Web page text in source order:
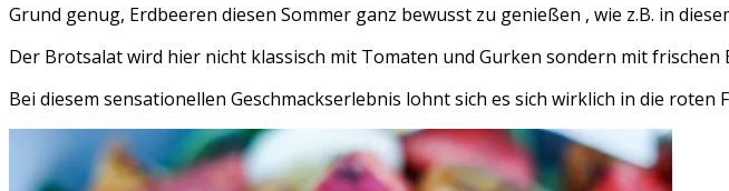
Grund genug, Erdbeeren diesen Sommer ganz bewusst zu genießen , wie z.B. in
Der Brotsalat wird hier nicht klassisch mit Tomaten und Gurken sondern mit
Bei diesem sensationellen Geschmackserlebnis lohnt sich es sich wirklich in die roten